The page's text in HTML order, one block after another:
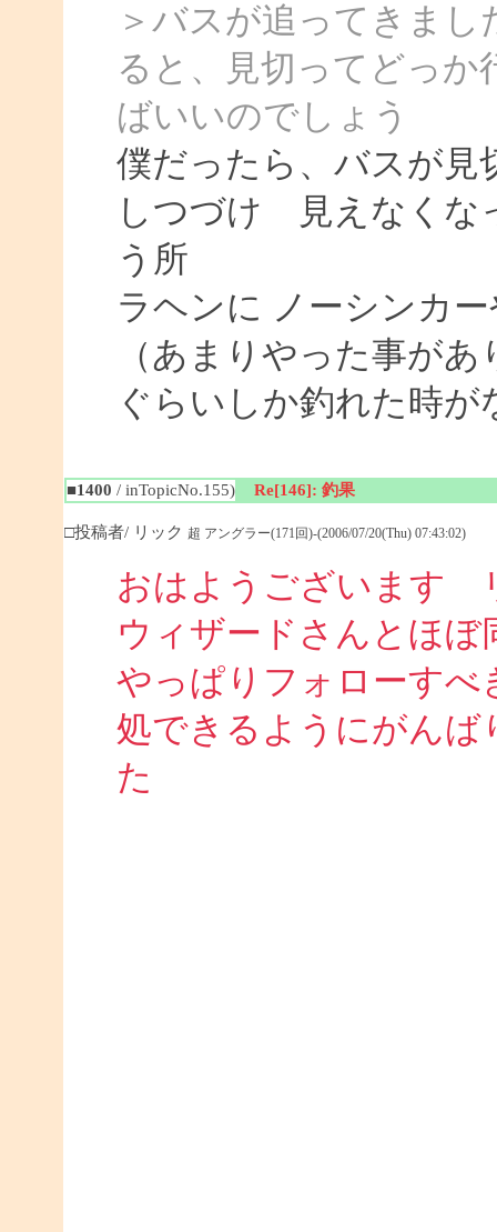
＞バスが追ってきま
ると、見切ってどっか
ばいいのでしょう
僕だったら、バスが見
しつづけ 見えなくな
う所
ラヘンに ノーシンカ
（あまりやった事が
ぐらいしか釣れた時が
■1400 / inTopicNo.155) Re[146]: 釣果
□投稿者/ リック 超 アングラー(171回)-(2006/07/20(Thu) 07:43:02)
おはようございます
ウィザードさんとほぼ
やっぱりフォローすべ
処できるようにがん
た